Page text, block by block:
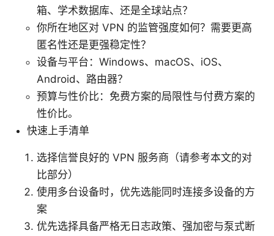
箱、学术数据库、还是全球站点？
你所在地区对 VPN 的监管强度如何？需要更高
匿名性还是更强稳定性？
设备与平台：Windows、macOS、iOS、
Android、路由器？
预算与性价比：免费方案的局限性与付费方案的
性价比。
快速上手清单
选择信誉良好的 VPN 服务商（请参考本文的对
比部分）
使用多台设备时，优先选能同时连接多设备的方
案
优先选择具备严格无日志政策、强加密与泵式断